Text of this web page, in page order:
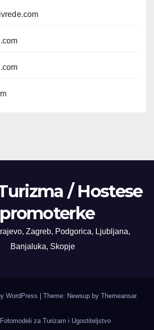
/ Hostese
Zagreb, Podgorica, Ljubljana,
Banjaluka, Skopje
WordPress Theme: Newsup by Themeansar.
Fotomodeli za Turizam i Ugostiteljstvo